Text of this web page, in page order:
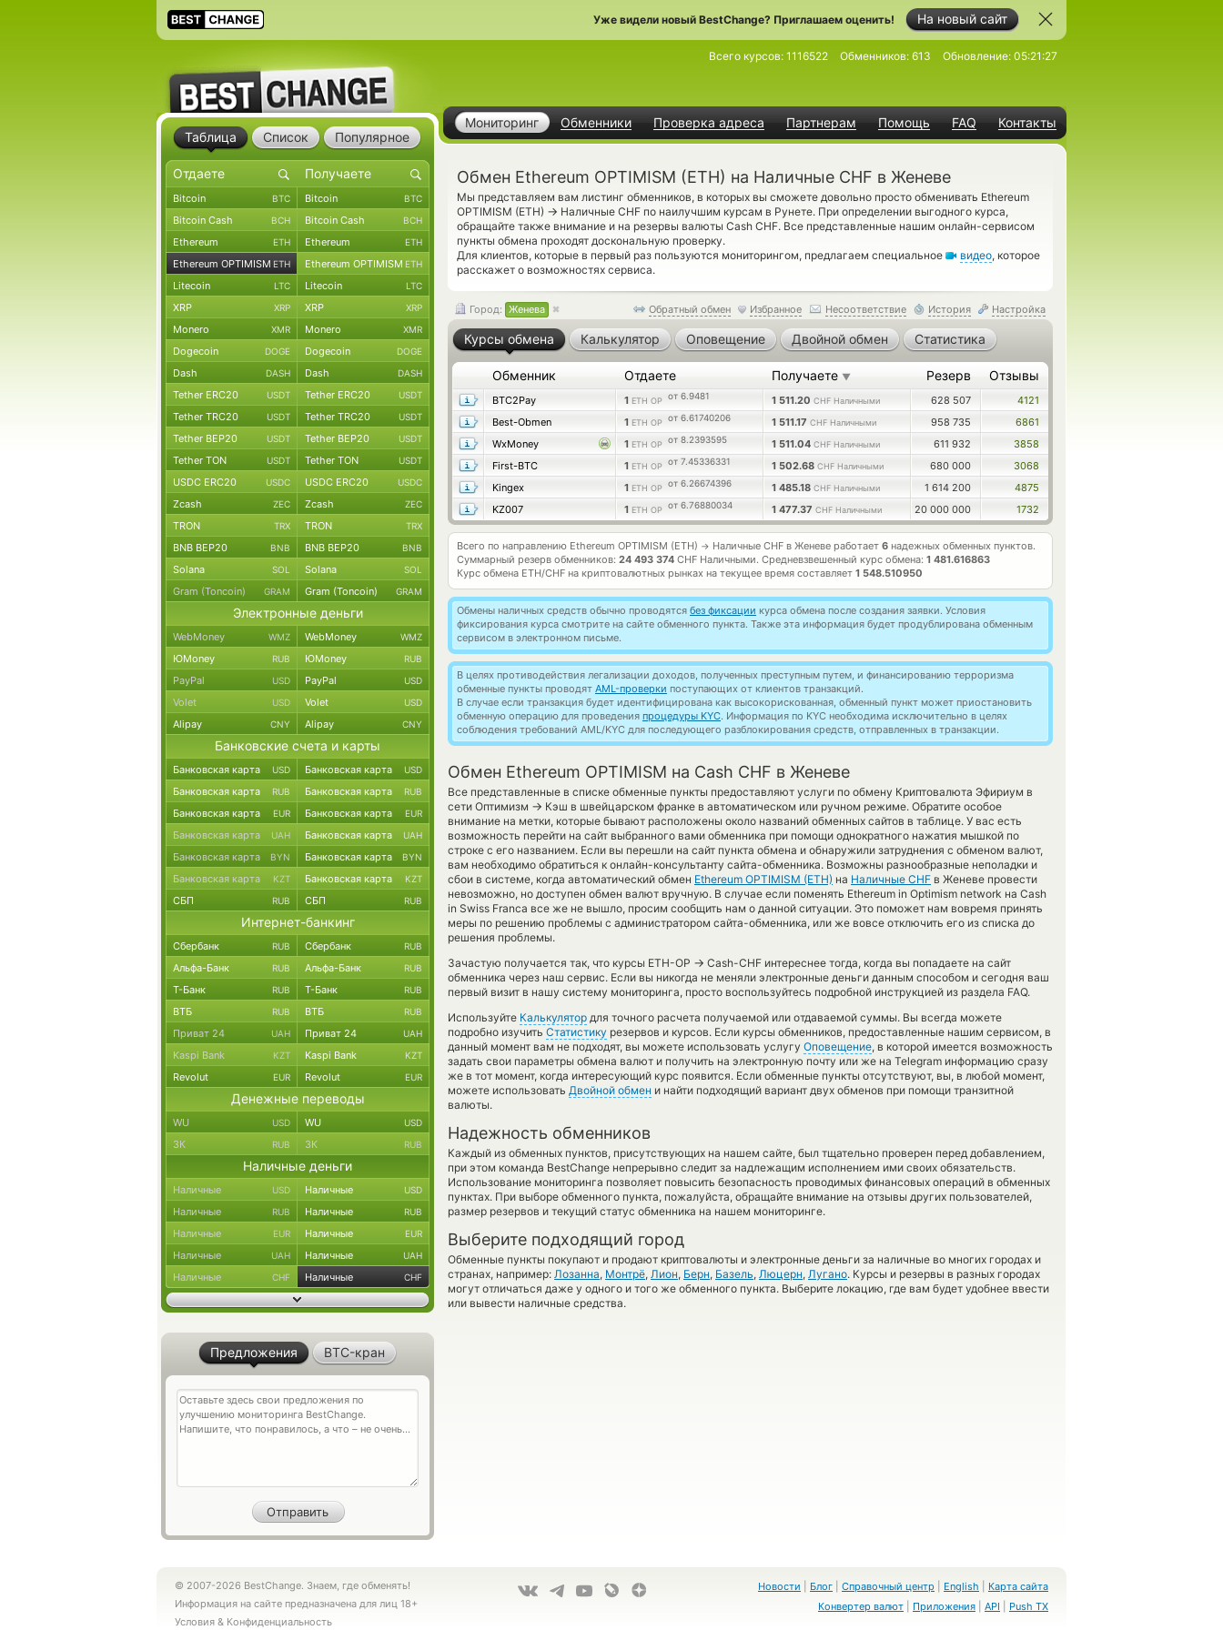
На новый сайт
Уже видели новый BestChange? Приглашаем оценить!
Мониторинг Обменники Проверка адреса Партнерам Помощь FAQ Контакты
Всего курсов: 1116522 Обменников: 613 Обновление: 05:21:27
Обмен Ethereum OPTIMISM (ETH) на Наличные CHF в Женеве
Мы представляем вам листинг обменников, в которых вы сможете довольно просто обменивать Ethereum
OPTIMISM (ETH) → Наличные CHF по наилучшим курсам в Рунете. При определении выгодного курса,
обращайте также внимание и на резервы валюты Cash CHF. Все представленные нашим онлайн-сервисом
пункты обмена проходят доскональную проверку.
Для клиентов, которые в первый раз пользуются мониторингом, предлагаем специальное
видео, которое
расскажет о возможностях сервиса.
Обратный обмен Избранное Несоответствие История Настройка
Город: Женева
Курсы обмена Калькулятор Оповещение Двойной обмен Статистика
Обменник Отдаете Получаете ▼ Резерв Отзывы
BTC2Pay 1 ETH OP от 6.9481 1 511.20 CHF Наличными 628 507
4121
Best-Obmen
1 ETH OP от 6.61740206 1 511.17 CHF Наличными 958 735
6861
WxMoney
1 ETH OP от 8.2393595 1 511.04 CHF Наличными 611 932
3858
First-BTC
1 ETH OP от 7.45336331 1 502.68 CHF Наличными 680 000
3068
Kingex
1 ETH OP от 6.26674396 1 485.18 CHF Наличными 1 614 200
4875
KZ007
1 ETH OP от 6.76880034 1 477.37 CHF Наличными 20 000 000 1732
Всего по направлению Ethereum OPTIMISM (ETH) → Наличные CHF в Женеве работает 6 надежных обменных пунктов.
Суммарный резерв обменников: 24 493 374 CHF Наличными. Средневзвешенный курс обмена: 1 481.616863
Курс обмена ETH/CHF на криптовалютных рынках на текущее время составляет 1 548.510950
Обмены наличных средств обычно проводятся без фиксации курса обмена после создания заявки. Условия
фиксирования курса смотрите на сайте обменного пункта. Также эта информация будет продублирована обменным
сервисом в электронном письме.
В целях противодействия легализации доходов, полученных преступным путем, и финансированию терроризма
обменные пункты проводят AML-проверки поступающих от клиентов транзакций.
В случае если транзакция будет идентифицирована как высокорискованная, обменный пункт может приостановить
обменную операцию для проведения процедуры KYC. Информация по KYC необходима исключительно в целях
соблюдения требований AML/KYC для последующего разблокирования средств, отправленных в транзакции.
Обмен Ethereum OPTIMISM на Cash CHF в Женеве
Все представленные в списке обменные пункты предоставляют услуги по обмену Криптовалюта Эфириум в
сети Оптимизм → Кэш в швейцарском франке в автоматическом или ручном режиме. Обратите особое
внимание на метки, которые бывают расположены около названий обменных сайтов в таблице. У вас есть
возможность перейти на сайт выбранного вами обменника при помощи однократного нажатия мышкой по
строке с его названием. Если вы перешли на сайт пункта обмена и обнаружили затруднения с обменом валют,
вам необходимо обратиться к онлайн-консультанту сайта-обменника. Возможны разнообразные неполадки и
сбои в системе, когда автоматический обмен Ethereum OPTIMISM (ETH) на Наличные CHF в Женеве провести
невозможно, но доступен обмен валют вручную. В случае если поменять Ethereum in Optimism network на Cash
in Swiss Franca все же не вышло, просим сообщить нам о данной ситуации. Это поможет нам вовремя принять
меры по решению проблемы с администратором сайта-обменника, или же вовсе отключить его из списка до
решения проблемы.
Зачастую получается так, что курсы ETH-OP → Cash-CHF интереснее тогда, когда вы попадаете на сайт
обменника через наш сервис. Если вы никогда не меняли электронные деньги данным способом и сегодня ваш
первый визит в нашу систему мониторинга, просто воспользуйтесь подробной инструкцией из раздела FAQ.
Используйте Калькулятор для точного расчета получаемой или отдаваемой суммы. Вы всегда можете
подробно изучить Статистику резервов и курсов. Если курсы обменников, предоставленные нашим сервисом, в
данный момент вам не подходят, вы можете использовать услугу Оповещение, в которой имеется возможность
задать свои параметры обмена валют и получить на электронную почту или же на Telegram информацию сразу
же в тот момент, когда интересующий курс появится. Если обменные пункты отсутствуют, вы, в любой момент,
можете использовать Двойной обмен и найти подходящий вариант двух обменов при помощи транзитной
валюты.
Надежность обменников
Каждый из обменных пунктов, присутствующих на нашем сайте, был тщательно проверен перед добавлением,
при этом команда BestChange непрерывно следит за надлежащим исполнением ими своих обязательств.
Использование мониторинга позволяет повысить безопасность проводимых финансовых операций в обменных
пунктах. При выборе обменного пункта, пожалуйста, обращайте внимание на отзывы других пользователей,
размер резервов и текущий статус обменника на нашем мониторинге.
Выберите подходящий город
Обменные пункты покупают и продают криптовалюты и электронные деньги за наличные во многих городах и
странах, например: Лозанна, Монтрё, Лион, Берн, Базель, Люцерн, Лугано. Курсы и резервы в разных городах
могут отличаться даже у одного и того же обменного пункта. Выберите локацию, где вам будет удобнее ввести
или вывести наличные средства.
Таблица Список Популярное
Bitcoin BTC Bitcoin BTC
Bitcoin Cash BCH Bitcoin Cash BCH
Ethereum ETH Ethereum ETH
Ethereum OPTIMISM ETH Ethereum OPTIMISM ETH
Litecoin LTC Litecoin LTC
XRP XRP XRP XRP
Monero XMR Monero XMR
Dogecoin DOGE Dogecoin DOGE
Dash DASH Dash DASH
Tether ERC20 USDT Tether ERC20 USDT
Tether TRC20 USDT Tether TRC20 USDT
Tether BEP20 USDT Tether BEP20 USDT
Tether TON USDT Tether TON USDT
USDC ERC20 USDC USDC ERC20 USDC
Zcash ZEC Zcash ZEC
TRON TRX TRON TRX
BNB BEP20 BNB BNB BEP20 BNB
Solana SOL Solana SOL
Gram (Toncoin) GRAM Gram (Toncoin) GRAM
Электронные деньги
WebMoney WMZ WebMoney WMZ
ЮMoney RUB ЮMoney RUB
PayPal USD PayPal USD
Volet USD Volet USD
Alipay CNY Alipay CNY
Банковские счета и карты
Банковская карта USD Банковская карта USD
Банковская карта RUB Банковская карта RUB
Банковская карта EUR Банковская карта EUR
Банковская карта UAH Банковская карта UAH
Банковская карта BYN Банковская карта BYN
Банковская карта KZT Банковская карта KZT
СБП RUB СБП RUB
Интернет-банкинг
Сбербанк RUB Сбербанк RUB
Альфа-Банк RUB Альфа-Банк RUB
Т-Банк RUB Т-Банк RUB
ВТБ RUB ВТБ RUB
Приват 24 UAH Приват 24 UAH
Kaspi Bank KZT Kaspi Bank KZT
Revolut EUR Revolut EUR
Денежные переводы
WU USD WU USD
ЗК RUB ЗК RUB
Наличные деньги
Наличные USD Наличные USD
Наличные RUB Наличные RUB
Наличные EUR Наличные EUR
Наличные UAH Наличные UAH
Наличные CHF Наличные CHF
Предложения BTC-кран
© 2007-2026 BestChange. Знаем, где обменять!
Информация на сайте предназначена для лиц 18+
Условия & Конфиденциальность
Новости Блог Справочный центр English
Карта сайта
Конвертер валют
Приложения API Push TX